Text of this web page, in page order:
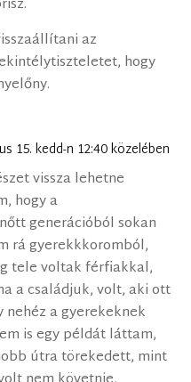
az
hogy
15. kedd-n 12:40 közelében
vissza lehetne
hogy a
generációból sokan
rá gyerekkkoromból,
tele voltak férfiakkal,
a családjuk, volt, aki ott
nehéz a gyerekeknek
is egy példát láttam,
útra törekedett, mint